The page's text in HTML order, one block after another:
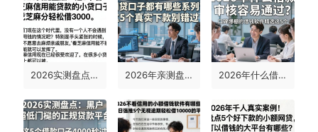
2026实测盘点！这5个看芝麻信用能贷款的小贷口子，凭芝麻分轻松借3000 2026年亲测盘点：网贷口子都有哪些系列？这5个真实下款别错过！ 2026年什么借款审核容易通过？口碑爆棚的借钱软件精选这5个！